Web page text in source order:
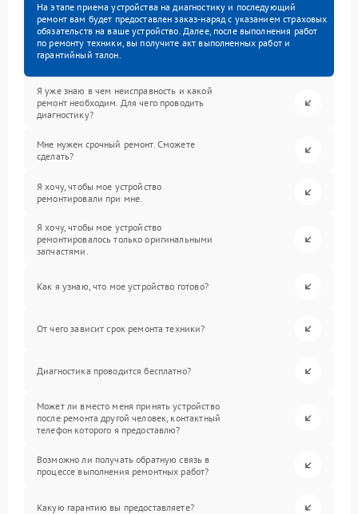
На этапе приема устройства на диагностику и последующий
ремонт вам будет предоставлен заказ-наряд с указанием страховых
обязательств на ваше устройство. Далее, после выполнения работ
по ремонту техники, вы получите акт выполненных работ и
гарантийный талон.
Я уже знаю в чем неисправность и какой
ремонт необходим. Для чего проводить
диагностику?
Мне нужен срочный ремонт. Сможете
сделать?
Я хочу, чтобы мое устройство
ремонтировали при мне.
Я хочу, чтобы мое устройство
ремонтировалось только оригинальными
запчастями.
Как я узнаю, что мое устройство готово?
От чего зависит срок ремонта техники?
Диагностика проводится бесплатно?
Может ли вместо меня принять устройство
после ремонта другой человек, контактный
телефон которого я предоставлю?
Возможно ли получать обратную связь в
процессе выполнения ремонтных работ?
Какую гарантию вы предоставляете?